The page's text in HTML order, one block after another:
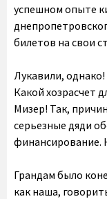
успешном опыте
билетов на свои
Лукавили, однако!
Какой хозрасчет
Мизер! Так,
серьезные дяди
финансирование.
Грандам было
как наша,